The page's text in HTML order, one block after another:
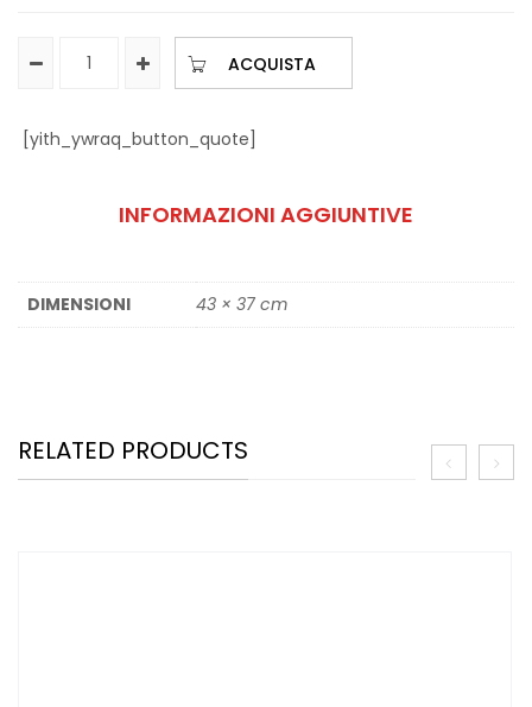
ACQUISTA
[yith_ywraq_button_quote]
INFORMAZIONI AGGIUNTIVE
DIMENSIONI 43 × 37 cm
RELATED PRODUCTS